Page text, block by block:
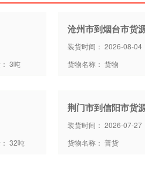
3吨
沧州市到烟台市货
装货时间： 2026-08-04
货物名称： 货物
32吨
荆门市到信阳市货
装货时间： 2026-07-27
货物名称： 普货